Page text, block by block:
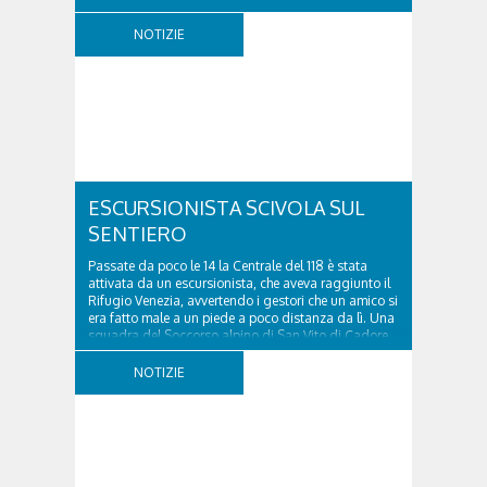
località Diassa, in Val d’Oten, nel comune di Calalzo
di Cadore, per liberare una strada rimasta bloccata
NOTIZIE
ESCURSIONISTA SCIVOLA SUL
SENTIERO
Passate da poco le 14 la Centrale del 118 è stata
attivata da un escursionista, che aveva raggiunto il
Rifugio Venezia, avvertendo i gestori che un amico si
era fatto male a un piede a poco distanza da lì. Una
squadra del Soccorso alpino di San Vito di Cadore
ha quindi raggiunto l'infortunato...
NOTIZIE